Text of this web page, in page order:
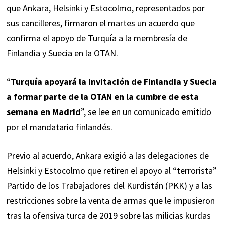
queAnkara, Helsinki y Estocolmo, representados por
sus cancilleres, firmaron el martes un acuerdo que
confirma el apoyo de Turquía a la membresía de
Finlandia y Suecia en la OTAN.
“Turquía apoyará la invitación de Finlandia y Suecia
a formar parte de la OTAN en la cumbre de esta
semana en Madrid”, se lee en un comunicado emitido
por el mandatario finlandés.
Previo al acuerdo, Ankara exigió a las delegaciones de
Helsinki y Estocolmo que retiren el apoyo al “terrorista”
Partido de los Trabajadores del Kurdistán (PKK) y a las
restricciones sobre la venta de armas que le impusieron
tras la ofensiva turca de 2019 sobre las milicias kurdas